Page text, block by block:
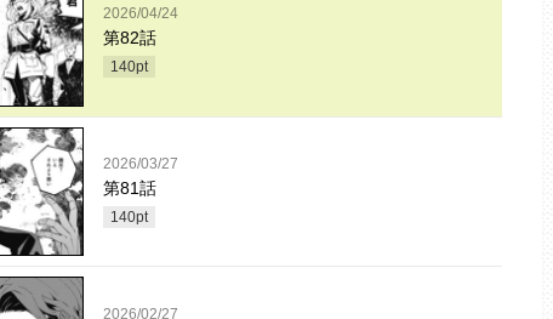
2026/04/24
第82話
140pt
2026/03/27
第81話
140pt
2026/02/27